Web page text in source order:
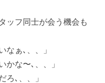
ッフ同士が会う機会も
なぁ､、、」
かな〜､、、」
ろ､、、」